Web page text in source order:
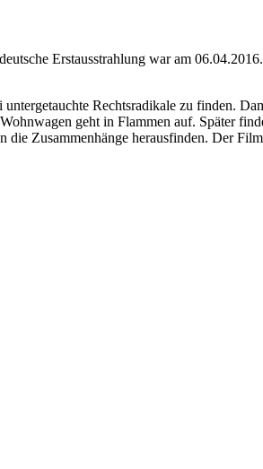
Erstausstrahlung war am
Rechtsradikale zu finden.
geht in Flammen auf. Später
Zusammenhänge herausfinden. Der